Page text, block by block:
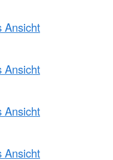
Ansicht
Ansicht
Ansicht
Ansicht